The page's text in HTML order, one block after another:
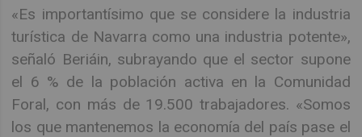
«Es importantísimo que se considere la industria
turística de Navarra como una industria potente»,
señaló Beriáin, subrayando que el sector supone
el 6 % de la población activa en la Comunidad
Foral, con más de 19.500 trabajadores. «Somos
los que mantenemos la economía del país pase el